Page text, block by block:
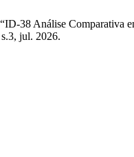
38 Análise Comparativa
jul. 2026.